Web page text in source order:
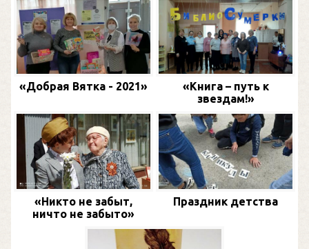
«Добрая Вятка - 2021»
«Книга – путь к
звездам!»
«Никто не забыт,
ничто не забыто»
Праздник детства